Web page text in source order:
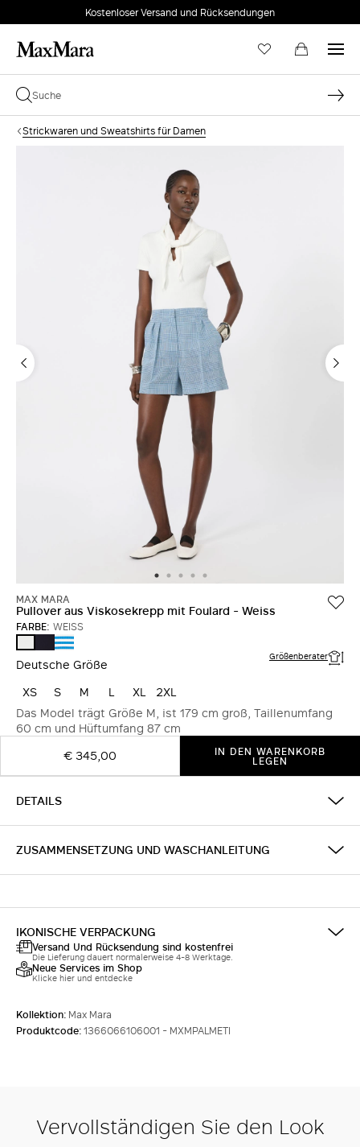
Kostenloser Versand und Rücksendungen
Strickwaren und Sweatshirts für Damen
MAX MARA
Pullover aus Viskosekrepp mit Foulard - Weiss
FARBE: WEISS
ULTRAMARINE
WEISS
Deutsche Größe Größenberater
XS S M L XL
2XL
Das Model trägt Größe M, ist 179 cm groß, Taillenumfang
60 cm und Hüftumfang 87 cm
€ 345,00
IN DEN WARENKORB
LEGEN
DETAILS
ZUSAMMENSETZUNG UND WASCHANLEITUNG
IKONISCHE VERPACKUNG
Versand Und Rücksendung sind kostenfrei
Die Lieferung dauert normalerweise 4-8 Werktage.
Neue Services im Shop
Klicke hier und entdecke
Kollektion: Max Mara
Produktcode:1366066106001 - MXMPALMETI
Vervollständigen Sie den Look